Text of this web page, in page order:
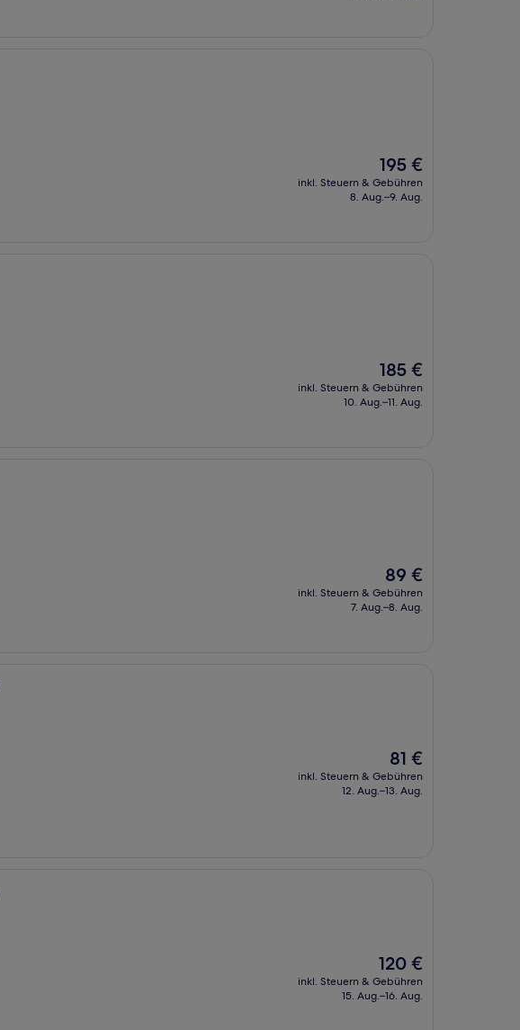
Der
Preis
beträgt
195 €
inkl. Steuern & Gebühren
8. Aug.–9. Aug.
Der
Preis
beträgt
185 €
inkl. Steuern & Gebühren
10. Aug.–11. Aug.
Der
Preis
beträgt
89 €
inkl. Steuern & Gebühren
7. Aug.–8. Aug.
Der
Preis
beträgt
81 €
inkl. Steuern & Gebühren
12. Aug.–13. Aug.
Der
Preis
beträgt
120 €
inkl. Steuern & Gebühren
15. Aug.–16. Aug.